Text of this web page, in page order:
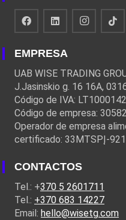
EMPRESA
UAB WISE TRADING
J.Jasinskio g. 16 16A,
Código de IVA:
Código de empresa:
Operador de empresa
certificado: 33MTSPĮ-921
CONTACTOS
Tel.: +370 5 2601711
Tel.: +370 683 14227
Email: hello@wisetg.com